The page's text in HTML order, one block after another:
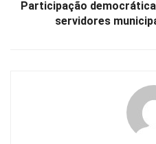
Participação
servidores